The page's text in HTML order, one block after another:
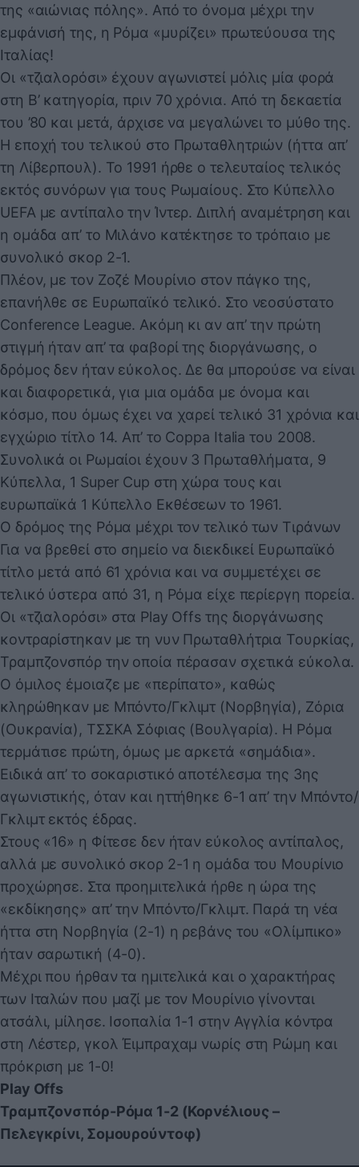
της «αιώνιας πόλης». Από το όνομα μέχρι την
εμφάνισή της, η Ρόμα «μυρίζει» πρωτεύουσα της
Ιταλίας!
Οι «τζιαλορόσι» έχουν αγωνιστεί μόλις μία φορά
στη Β’ κατηγορία, πριν 70 χρόνια. Από τη δεκαετία
του ’80 και μετά, άρχισε να μεγαλώνει το μύθο της.
Η εποχή του τελικού στο Πρωταθλητριών (ήττα απ’
τη Λίβερπουλ). Το 1991 ήρθε ο τελευταίος τελικός
εκτός συνόρων για τους Ρωμαίους. Στο Κύπελλο
UEFA με αντίπαλο την Ίντερ. Διπλή αναμέτρηση και
η ομάδα απ’ το Μιλάνο κατέκτησε το τρόπαιο με
συνολικό σκορ 2-1.
Πλέον, με τον Ζοζέ Μουρίνιο στον πάγκο της,
επανήλθε σε Ευρωπαϊκό τελικό. Στο νεοσύστατο
Conference League. Ακόμη κι αν απ’ την πρώτη
στιγμή ήταν απ’ τα φαβορί της διοργάνωσης, ο
δρόμος δεν ήταν εύκολος. Δε θα μπορούσε να είναι
και διαφορετικά, για μια ομάδα με όνομα και
κόσμο, που όμως έχει να χαρεί τελικό 31 χρόνια και
εγχώριο τίτλο 14. Απ’ το Coppa Italia του 2008.
Συνολικά οι Ρωμαίοι έχουν 3 Πρωταθλήματα, 9
Κύπελλα, 1 Super Cup στη χώρα τους και
ευρωπαϊκά 1 Κύπελλο Εκθέσεων το 1961.
Ο δρόμος της Ρόμα μέχρι τον τελικό των Τιράνων
Για να βρεθεί στο σημείο να διεκδικεί Ευρωπαϊκό
τίτλο μετά από 61 χρόνια και να συμμετέχει σε
τελικό ύστερα από 31, η Ρόμα είχε περίεργη πορεία.
Οι «τζιαλορόσι» στα Play Offs της διοργάνωσης
κοντραρίστηκαν με τη νυν Πρωταθλήτρια Τουρκίας,
Τραμπζονσπόρ την οποία πέρασαν σχετικά εύκολα.
Ο όμιλος έμοιαζε με «περίπατο», καθώς
κληρώθηκαν με Μπόντο/Γκλιμτ (Νορβηγία), Ζόρια
(Ουκρανία), ΤΣΣΚΑ Σόφιας (Βουλγαρία). Η Ρόμα
τερμάτισε πρώτη, όμως με αρκετά «σημάδια».
Ειδικά απ’ το σοκαριστικό αποτέλεσμα της 3ης
αγωνιστικής, όταν και ηττήθηκε 6-1 απ’ την Μπόντο/
Γκλιμτ εκτός έδρας.
Στους «16» η Φίτεσε δεν ήταν εύκολος αντίπαλος,
αλλά με συνολικό σκορ 2-1 η ομάδα του Μουρίνιο
προχώρησε. Στα προημιτελικά ήρθε η ώρα της
«εκδίκησης» απ’ την Μπόντο/Γκλιμτ. Παρά τη νέα
ήττα στη Νορβηγία (2-1) η ρεβάνς του «Ολίμπικο»
ήταν σαρωτική (4-0).
Μέχρι που ήρθαν τα ημιτελικά και ο χαρακτήρας
των Ιταλών που μαζί με τον Μουρίνιο γίνονται
ατσάλι, μίλησε. Ισοπαλία 1-1 στην Αγγλία κόντρα
στη Λέστερ, γκολ Έιμπραχαμ νωρίς στη Ρώμη και
πρόκριση με 1-0!
Play Offs
Τραμπζονσπόρ-Ρόμα 1-2 (Κορνέλιους –
Πελεγκρίνι, Σομουρούντοφ)